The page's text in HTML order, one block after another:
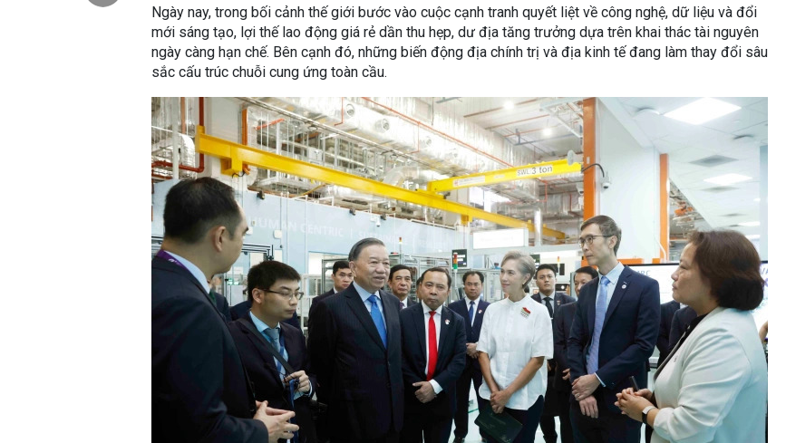
Ngày nay, trong bối cảnh thế giới bước vào cuộc cạnh tranh quyết liệt về công nghệ, dữ liệu và đổi
mới sáng tạo, lợi thế lao động giá rẻ dần thu hẹp, dư địa tăng trưởng dựa trên khai thác tài nguyên
ngày càng hạn chế. Bên cạnh đó, những biến động địa chính trị và địa kinh tế đang làm thay đổi sâu
sắc cấu trúc chuỗi cung ứng toàn cầu.